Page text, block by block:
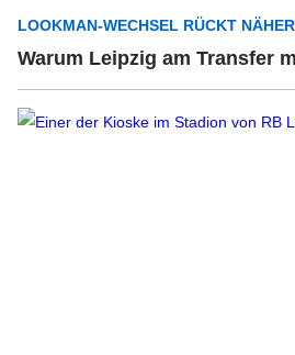
LOOKMAN-WECHSEL RÜCKT NÄHER
Warum Leipzig am Transfer